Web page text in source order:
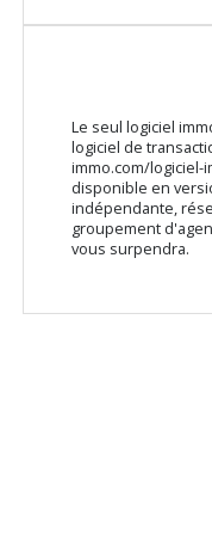
Le seul logiciel
logiciel de
immo.com/
disponible en
indépendante,
groupement
vous surpendra.